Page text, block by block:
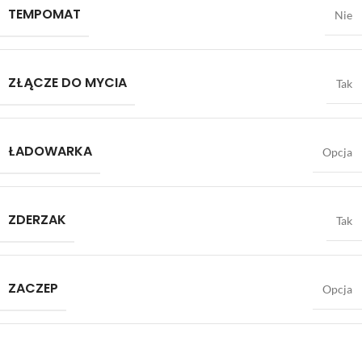
TEMPOMAT Nie
ZŁĄCZE DO MYCIA Tak
ŁADOWARKA Opcja
ZDERZAK Tak
ZACZEP Opcja